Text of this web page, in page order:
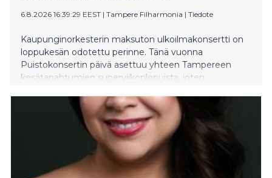
6.8.2026 16:39:29 EEST | Tampere Filharmonia | Tiedote
Kaupunginorkesterin maksuton ulkoilmakonsertti on
loppukesän odotettu perinne. Tänä vuonna
Puistokonsertin päivä asettuu yhteen Tampereen
kesätapahtumien superviikonlopuista, joten
Järjestäjät suosittelevat kävelyä, pyöräilyä tai julkisen
liikenteen käyttöä. Konsertin aikataulu ja ohjelma
löytyvät tapahtuman verkkosivuilta.